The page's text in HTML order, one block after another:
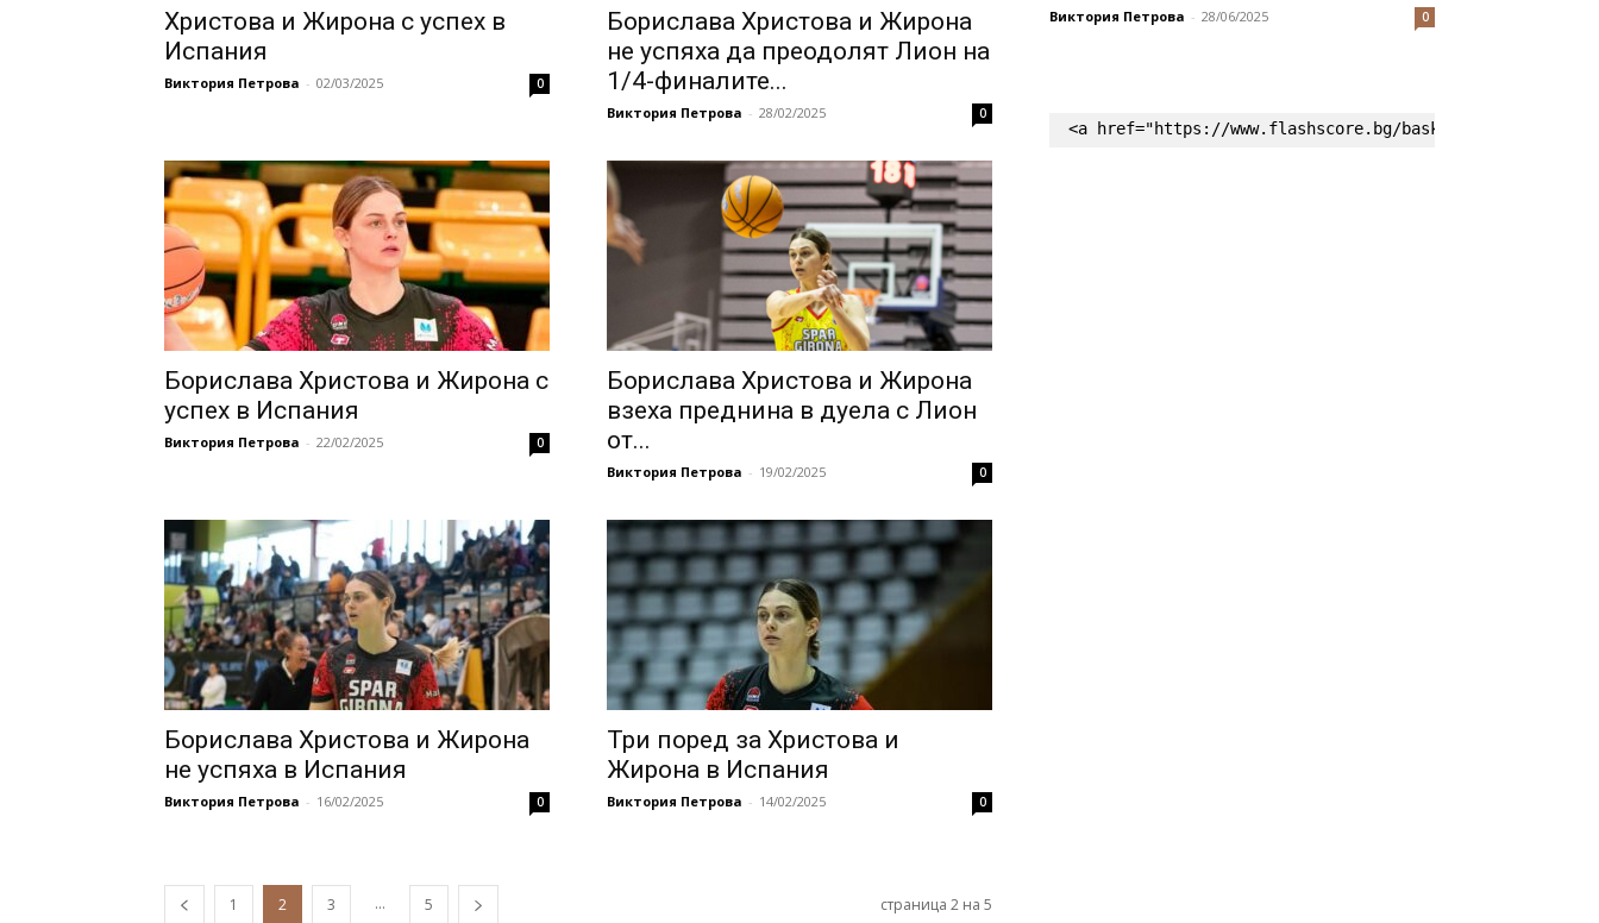
Христова и Жирона с успех в
Испания
Виктория Петрова - 02/03/2025 0
Борислава Христова и Жирона
не успяха да преодолят Лион на
1/4-финалите...
Виктория Петрова - 28/02/2025 0
Борислава Христова и Жирона с
успех в Испания
Виктория Петрова - 22/02/2025 0
Борислава Христова и Жирона
взеха преднина в дуела с Лион
от...
Виктория Петрова - 19/02/2025 0
Борислава Христова и Жирона
не успяха в Испания
Виктория Петрова - 16/02/2025 0
Три поред за Христова и
Жирона в Испания
Виктория Петрова - 14/02/2025 0
1 2 3 ... 5 страница 2 на 5
Виктория Петрова - 28/06/2025 0
<a href="https://www.flashscore.bg/basketball/"